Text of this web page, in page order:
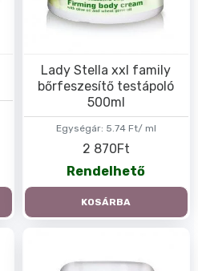
Egységár: 5.74 Ft/ ml
Lady Stella xxl family
bőrfeszesítő testápoló
500ml
2 870Ft
Rendelhető
KOSÁRBA